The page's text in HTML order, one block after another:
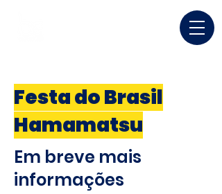
Festa do Brasil
Hamamatsu
Em breve mais
informações